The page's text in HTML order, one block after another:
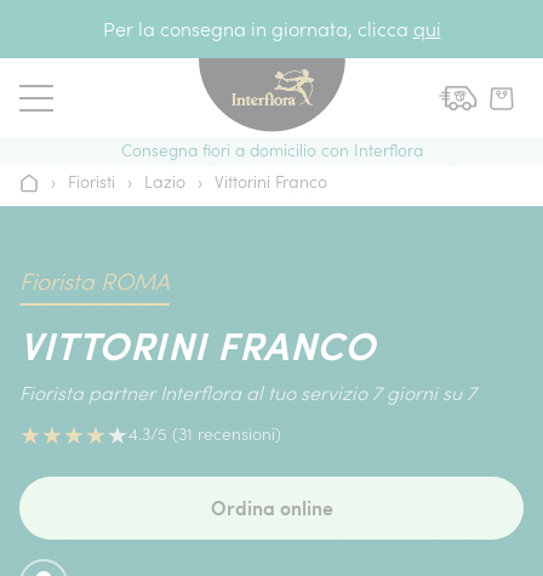
Per la consegna in giornata, clicca qui
Consegna fiori a domicilio con Interflora
Home› Fioristi › Lazio › Vittorini Franco
Fiorista ROMA
VITTORINI FRANCO
Fiorista partner Interflora al tuo servizio 7 giorni su 7
★★★★★4.3/5 (31 recensioni)
Ordina online